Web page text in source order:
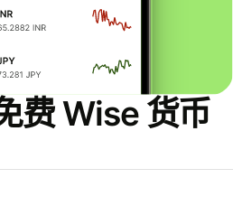
费 Wise 货币